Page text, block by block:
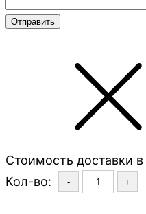
Стоимость доставки
Кол-во:
- +